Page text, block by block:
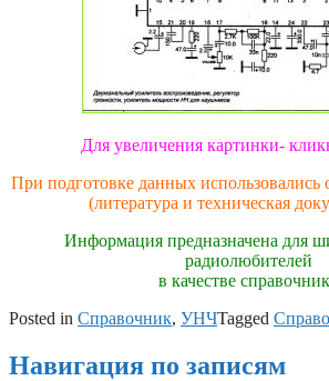
Для увеличения картинки-
При подготовке данных использовались
(литература и техническая
Информация предназначена для
радиолюбителей
в качестве
Posted in Справочник, УНЧTagged
Навигация по записям